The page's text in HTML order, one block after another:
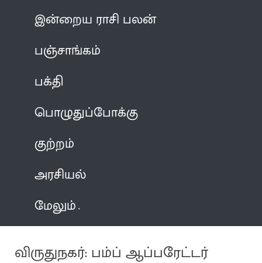
இன்றைய ராசி பலன்
பஞ்சாங்கம்
பக்தி
பொழுதுப்போக்கு
குற்றம்
அரசியல்
மேலும்
விருதுநகர்: பம்ப் ஆப்பரேட்டர்